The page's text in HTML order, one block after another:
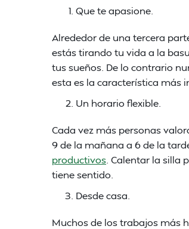
Que te apasione.
Alrededor de una tercera
estás tirando tu vida a la
tus sueños. De lo contrario
esta es la característica más
Un horario flexible.
Cada vez más personas
9 de la mañana a 6 de la
productivos . Calentar la
tiene sentido.
Desde casa.
Muchos de los trabajos más